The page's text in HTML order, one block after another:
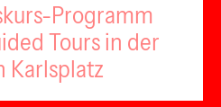
Programm
Tours in der
Karlsplatz